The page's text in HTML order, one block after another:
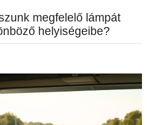
megfelelő lámpát
helyiségeibe?